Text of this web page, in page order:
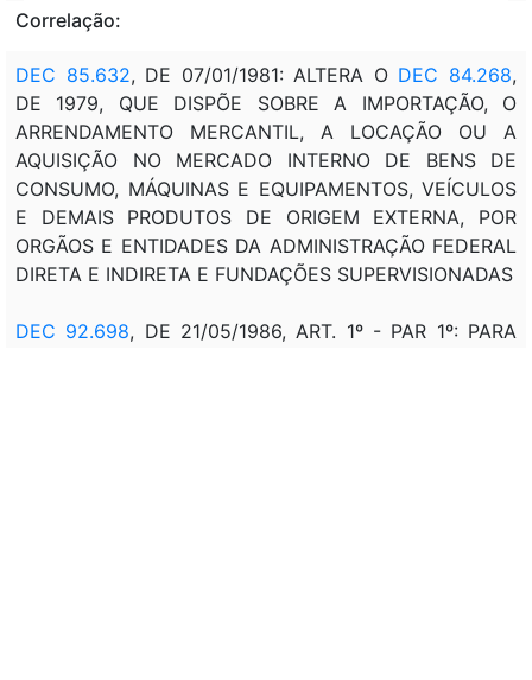
Correlação:
DEC 85.632, DE 07/01/1981: ALTERA O DEC 84.268,
DE 1979, QUE DISPÕE SOBRE A IMPORTAÇÃO, O
ARRENDAMENTO MERCANTIL, A LOCAÇÃO OU A
AQUISIÇÃO NO MERCADO INTERNO DE BENS DE
CONSUMO, MÁQUINAS E EQUIPAMENTOS, VEÍCULOS
E DEMAIS PRODUTOS DE ORIGEM EXTERNA, POR
ORGÃOS E ENTIDADES DA ADMINISTRAÇÃO FEDERAL
DIRETA E INDIRETA E FUNDAÇÕES SUPERVISIONADAS
DEC 92.698, DE 21/05/1986, ART. 1º - PAR 1º: PARA